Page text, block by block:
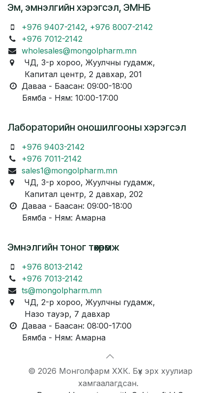
Эм, эмнэлгийн хэрэгсэл, ЭМНБ
+976 9407-2142, +976 8007-2142
+976 7012-2142
wholesales@mongolpharm.mn
ЧД, 3-р хороо, Жуулчны гудамж,
Капитал центр, 2 давхар, 201
Даваа - Баасан: 09:00-18:00
Бямба - Ням: 10:00-17:00
Лабораторийн оношилгооны хэрэгсэл
+976 9403-2142
+976 7011-2142
sales1@mongolpharm.mn
ЧД, 3-р хороо, Жуулчны гудамж,
Капитал центр, 2 давхар, 202
Даваа - Баасан: 09:00-18:00
Бямба - Ням: Амарна
Эмнэлгийн тоног төхөөрөмж
+976 8013-2142
+976 7013-2142
ts@mongolpharm.mn
ЧД, 2-р хороо, Жуулчны гудамж,
Назо тауэр, 7 давхар
Даваа - Баасан: 08:00-17:00
Бямба - Ням: Амарна
© 2026 Монголфарм ХХК. Бүх эрх хуулиар
хамгаалагдсан.